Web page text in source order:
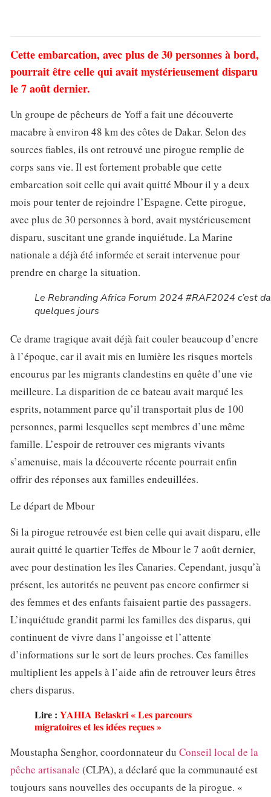
Cette embarcation, avec plus de 30 personnes à bord,
pourrait être celle qui avait mystérieusement disparu
le 7 août dernier.
Un groupe de pêcheurs de Yoff a fait une découverte
macabre à environ 48 km des côtes de Dakar. Selon des
sources fiables, ils ont retrouvé une pirogue remplie de
corps sans vie. Il est fortement probable que cette
embarcation soit celle qui avait quitté Mbour il y a deux
mois pour tenter de rejoindre l’Espagne. Cette pirogue,
avec plus de 30 personnes à bord, avait mystérieusement
disparu, suscitant une grande inquiétude. La Marine
nationale a déjà été informée et serait intervenue pour
prendre en charge la situation.
Le Rebranding Africa Forum 2024 #RAF2024 c’est
quelques jours
Ce drame tragique avait déjà fait couler beaucoup d’encre
à l’époque, car il avait mis en lumière les risques mortels
encourus par les migrants clandestins en quête d’une vie
meilleure. La disparition de ce bateau avait marqué les
esprits, notamment parce qu’il transportait plus de 100
personnes, parmi lesquelles sept membres d’une même
famille. L’espoir de retrouver ces migrants vivants
s’amenuise, mais la découverte récente pourrait enfin
offrir des réponses aux familles endeuillées.
Le départ de Mbour
Si la pirogue retrouvée est bien celle qui avait disparu, elle
aurait quitté le quartier Teffes de Mbour le 7 août dernier,
avec pour destination les îles Canaries. Cependant, jusqu’à
présent, les autorités ne peuvent pas encore confirmer si
des femmes et des enfants faisaient partie des passagers.
L’inquiétude grandit parmi les familles des disparus, qui
continuent de vivre dans l’angoisse et l’attente
d’informations sur le sort de leurs proches. Ces familles
multiplient les appels à l’aide afin de retrouver leurs êtres
chers disparus.
Lire : YAHIA Belaskri « Les parcours
migratoires et les idées reçues »
Moustapha Senghor, coordonnateur du Conseil local de la
pêche artisanale (CLPA), a déclaré que la communauté est
toujours sans nouvelles des occupants de la pirogue. «